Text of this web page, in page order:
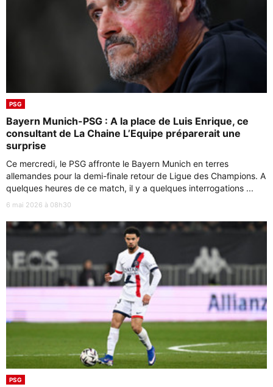
PSG
Bayern Munich-PSG : A la place de Luis Enrique, ce
consultant de La Chaine L’Equipe préparerait une
surprise
Ce mercredi, le PSG affronte le Bayern Munich en terres
allemandes pour la demi-finale retour de Ligue des Champions. A
quelques heures de ce match, il y a quelques interrogations ...
6 mai 2026 à 08h30
PSG